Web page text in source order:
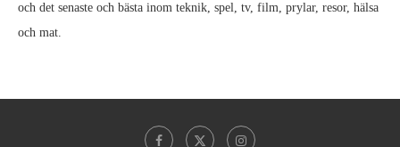
och det senaste och bästa inom teknik, spel, tv, film, prylar, resor, hälsa
och mat.